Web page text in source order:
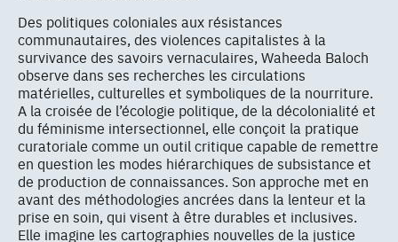
Des politiques coloniales aux résistances
communautaires, des violences capitalistes à la
survivance des savoirs vernaculaires, Waheeda Baloch
observe dans ses recherches les circulations
matérielles, culturelles et symboliques de la nourriture.
A la croisée de l’écologie politique, de la décolonialité et
du féminisme intersectionnel, elle conçoit la pratique
curatoriale comme un outil critique capable de remettre
en question les modes hiérarchiques de subsistance et
de production de connaissances. Son approche met en
avant des méthodologies ancrées dans la lenteur et la
prise en soin, qui visent à être durables et inclusives.
Elle imagine les cartographies nouvelles de la justice